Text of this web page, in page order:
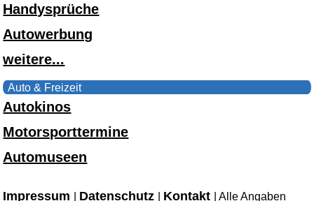
Handysprüche
Autowerbung
weitere...
Auto & Freizeit
Autokinos
Motorsporttermine
Automuseen
Impressum Datenschutz Kontakt | Alle Angaben